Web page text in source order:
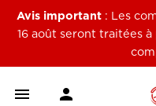
Avis important: Les
16 août seront traitées
 